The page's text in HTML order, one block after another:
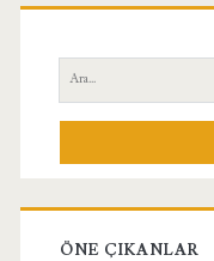
Yan
Menü
Ara:
ÖNE ÇIKANLAR